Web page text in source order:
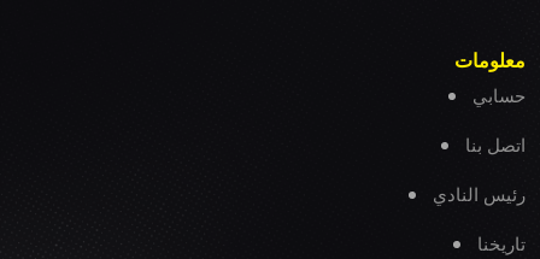
معلومات
حسابي
اتصل بنا
رئيس النادي
تاريخنا